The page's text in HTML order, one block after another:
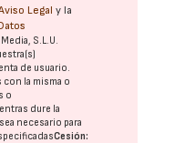
Legal y la
S.L.U.
de usuario.
la misma o
o
dure la
necesario para
Cesión: